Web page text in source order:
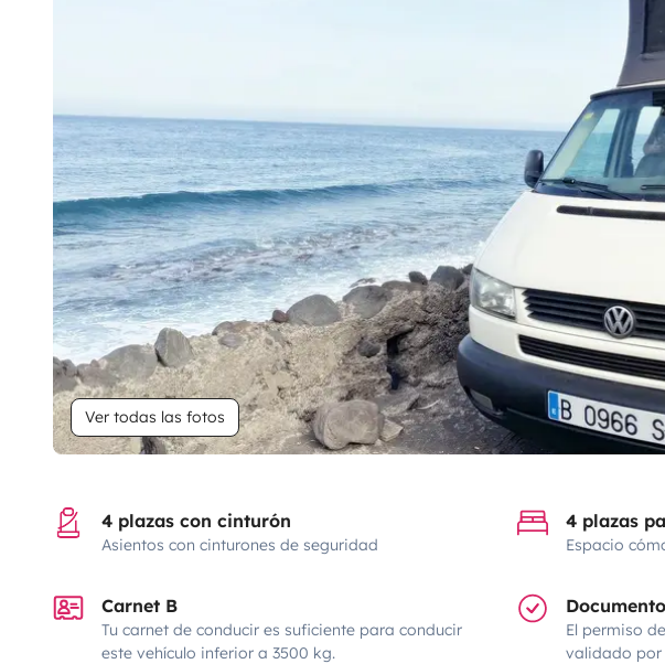
Ver todas las fotos
4 plazas con cinturón
Asientos con cinturones de seguridad
4 plazas
Espacio
Carnet B
Tu carnet de conducir es suficiente para conducir
este vehículo inferior a 3500 kg.
El permiso
validado por